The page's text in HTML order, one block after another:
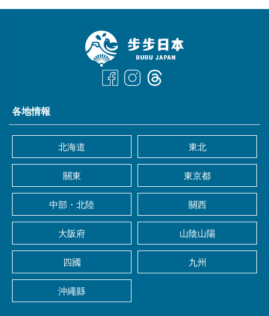
各地情報
北海道 東北
關東 東京都
中部・北陸 關西
大阪府 山陰山陽
四國 九州
沖繩縣